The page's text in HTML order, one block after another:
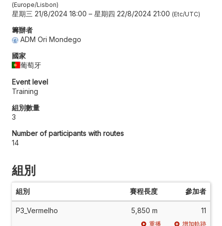
Europe/Lisbon
星期三 21/8/2024 18:00 – 星期四 22/8/2024 21:00 Etc/UTC
籌辦者
ADM Ori Mondego
國家
葡萄牙
Event level
Training
組別數量
3
Number of participants with routes
14
組別
組別 賽程長度 參加者
P3_Vermelho 5,850 m 11
重播 增加軌跡